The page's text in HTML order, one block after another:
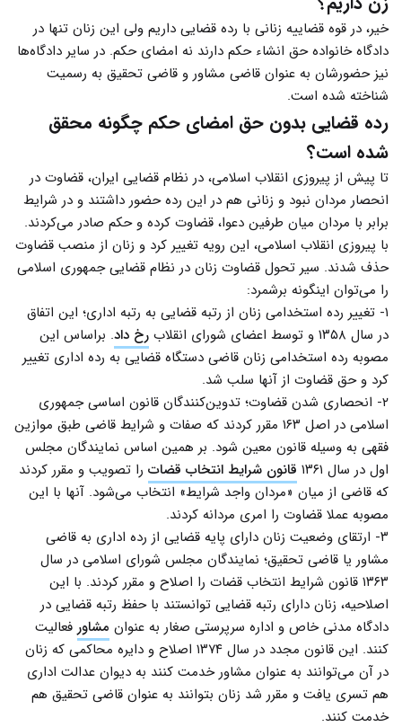
خیر، در قوه قضاییه زنانی با رده قضایی داریم ولی این زنان تنها در
دادگاه خانواده حق انشاء حکم دارند نه امضای حکم. در سایر دادگاه‌ها
نیز حضورشان به عنوان قاضی مشاور و قاضی تحقیق به رسمیت
شناخته شده است.
رده قضایی بدون حق امضای حکم چگونه محقق
شده است؟
تا پیش از پیروزی انقلاب اسلامی، در نظام قضایی ایران، قضاوت در
انحصار مردان نبود و زنانی هم در این رده حضور داشتند و در شرایط
برابر با مردان میان طرفین دعوا، قضاوت کرده و حکم صادر می‌کردند.
با پیروزی انقلاب اسلامی، این رویه تغییر کرد و زنان از منصب قضاوت
حذف شدند. سیر تحول قضاوت زنان در نظام قضایی جمهوری اسلامی
را می‌توان اینگونه برشمرد:
۱- تغییر رده استخدامی زنان از رتبه قضایی به رتبه اداری؛ این اتفاق
در سال ۱۳۵۸ و توسط اعضای شورای انقلاب
رخ داد. براساس این
مصوبه رده استخدامی زنان قاضی دستگاه قضایی به رده اداری تغییر
کرد و حق قضاوت از آنها سلب شد.
۲- انحصاری شدن قضاوت؛ تدوین‌کنندگان قانون اساسی جمهوری
اسلامی در اصل ۱۶۳ مقرر کردند که صفات و شرایط قاضی طبق موازین
فقهی به وسیله قانون معین شود. بر همین اساس نمایندگان مجلس
اول در سال ۱۳۶۱
قانون شرایط انتخاب قضات را تصویب و مقرر کردند
که قاضی از میان «مردان واجد شرایط» انتخاب می‌شود. آنها با این
مصوبه عملا قضاوت را امری مردانه کردند.
۳- ارتقای وضعیت زنان دارای پایه قضایی از رده اداری به قاضی
مشاور یا قاضی تحقیق؛ نمایندگان مجلس شورای اسلامی در سال
۱۳۶۳ قانون شرایط انتخاب قضات را اصلاح و مقرر کردند. با این
اصلاحیه، زنان دارای رتبه قضایی توانستند با حفظ رتبه قضایی در
دادگاه مدنی خاص و اداره سرپرستی صغار به عنوان مشاور فعالیت
کنند. این قانون مجدد در سال ۱۳۷۴ اصلاح و دایره محاکمی که زنان
در آن می‌توانند به عنوان مشاور خدمت کنند به دیوان عدالت اداری
هم تسری یافت و مقرر شد زنان بتوانند به عنوان قاضی تحقیق هم
خدمت کنند.